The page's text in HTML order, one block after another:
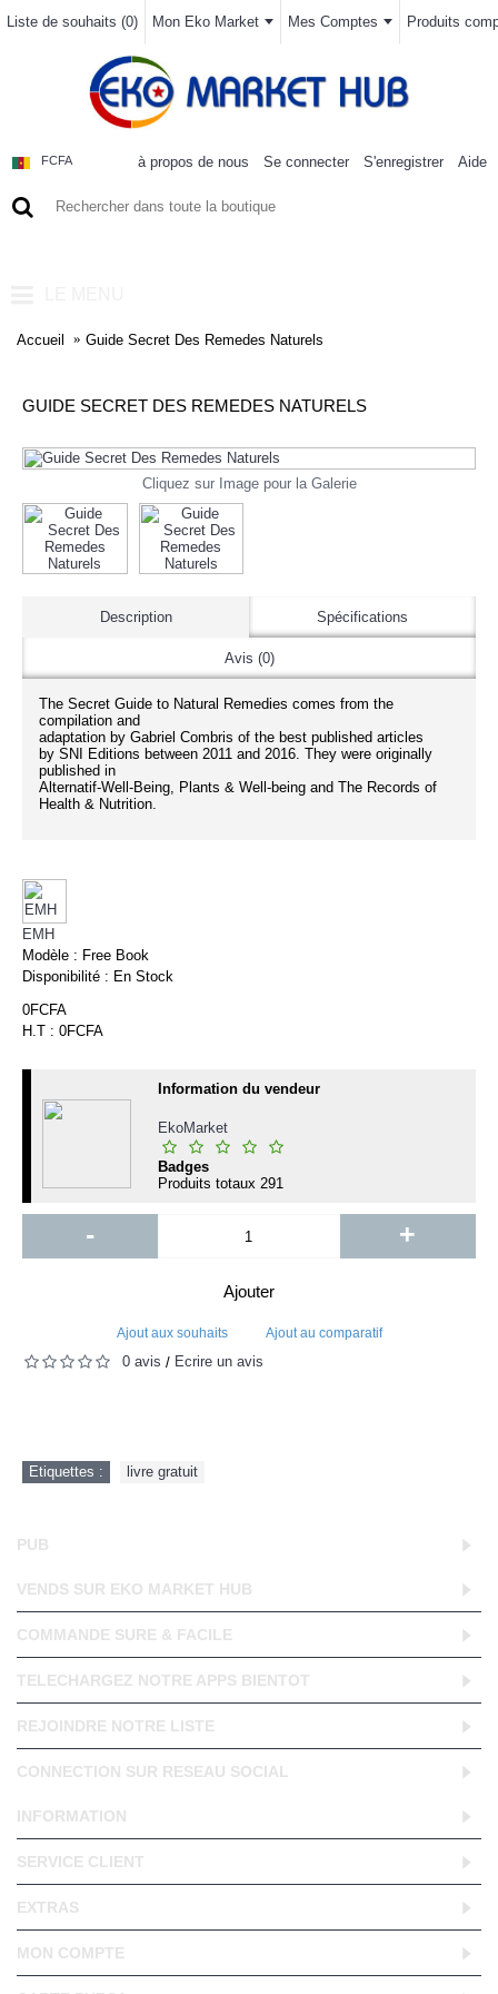
Liste de souhaits (0) Mon Eko Market Mes Comptes Produits
FCFA à propos de nous Se connecter S'enregistrer Aide
Accueil Guide Secret Des Remedes Naturels
GUIDE SECRET DES REMEDES NATURELS
Cliquez sur Image pour la Galerie
Description Spécifications
Avis (0)
The Secret Guide to Natural Remedies comes from the
compilation and
adaptation by Gabriel Combris of the best published articles
by SNI Editions between 2011 and 2016. They were originally
published in
Alternatif-Well-Being, Plants & Well-being and The Records of
Health & Nutrition.
EMH
Modèle : Free Book
Disponibilité : En Stock
0FCFA
H.T : 0FCFA
Information du vendeur
EkoMarket
Badges
Produits totaux 291
- +
Ajouter
Ajout aux souhaits Ajout au comparatif
0 avis / Écrire un avis
Etiquettes : livre gratuit
PUB
VENDS SUR EKO MARKET HUB
COMMANDE SURE & FACILE
TELECHARGEZ NOTRE APPS BIENTOT
REJOINDRE NOTRE LISTE
CONNECTION SUR RESEAU SOCIAL
INFORMATION
SERVICE CLIENT
EXTRAS
MON COMPTE